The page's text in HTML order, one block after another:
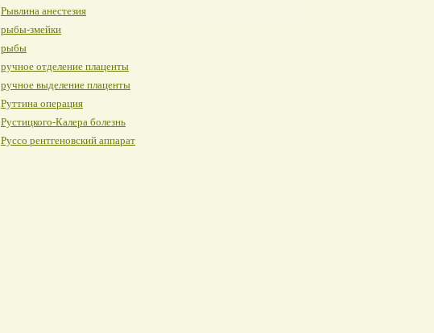
Рывлина анестезия
рыбы-змейки
рыбы
ручное отделение плаценты
ручное выделение плаценты
Руттина операция
Рустицкого-Калера болезнь
Руссо рентгеновский аппарат